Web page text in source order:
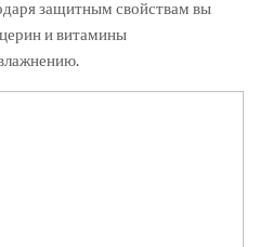
защитным свойствам вы
и витамины